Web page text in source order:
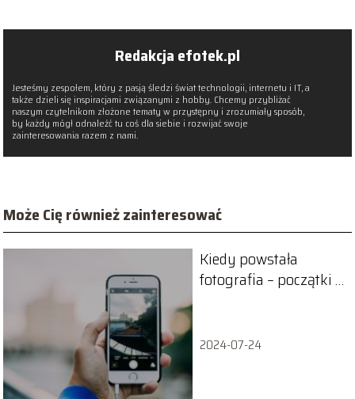
Redakcja efotek.pl
Jesteśmy zespołem, który z pasją śledzi świat technologii, internetu i IT, a
także dzieli się inspiracjami związanymi z hobby. Chcemy przybliżać
naszym czytelnikom złożone tematy w przystępny i zrozumiały sposób,
by każdy mógł odnaleźć tu coś dla siebie i rozwijać swoje
zainteresowania razem z nami.
Może Cię również zainteresować
Kiedy powstała
fotografia – początki i
2024-07-24